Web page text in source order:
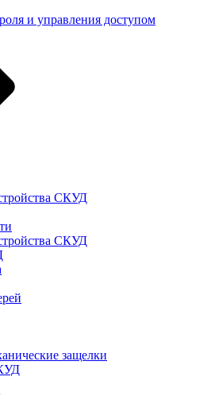
и управления доступом
СКУД
СКУД
защелки